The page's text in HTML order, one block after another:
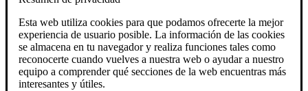
Esta web utiliza cookies para que podamos ofrecerte la mejor
experiencia de usuario posible. La información de las cookies
se almacena en tu navegador y realiza funciones tales como
reconocerte cuando vuelves a nuestra web o ayudar a nuestro
equipo a comprender qué secciones de la web encuentras más
interesantes y útiles.